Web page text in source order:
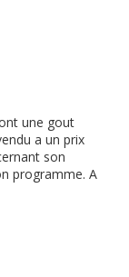
une gout
a un prix
son
programme. A